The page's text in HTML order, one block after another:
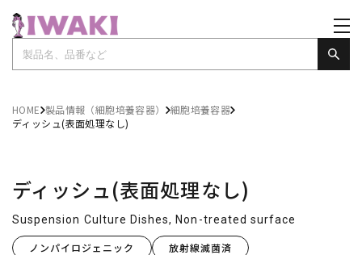
HOME 製品情報（細胞培養容器）
細胞培養容器
ディッシュ(表面処理なし)
ディッシュ(表面処理なし)
Suspension Culture Dishes, Non-treated surface
ノンパイロジェニック 放射線滅菌済